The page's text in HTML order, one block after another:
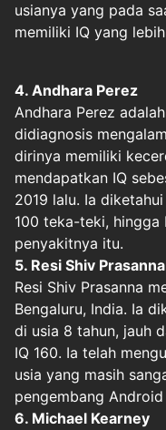
usianya yang pada
memiliki IQ yang
4. Andhara Perez
Andhara Perez
didiagnosis
dirinya memiliki
mendapatkan IQ
2019 lalu. Ia
100 teka-teki,
penyakitnya itu.
5. Resi Shiv Prasanna
Resi Shiv Prasanna
Bengaluru, India. Ia
di usia 8 tahun, jauh
IQ 160. Ia telah
usia yang masih
pengembang
6. Michael Kearney